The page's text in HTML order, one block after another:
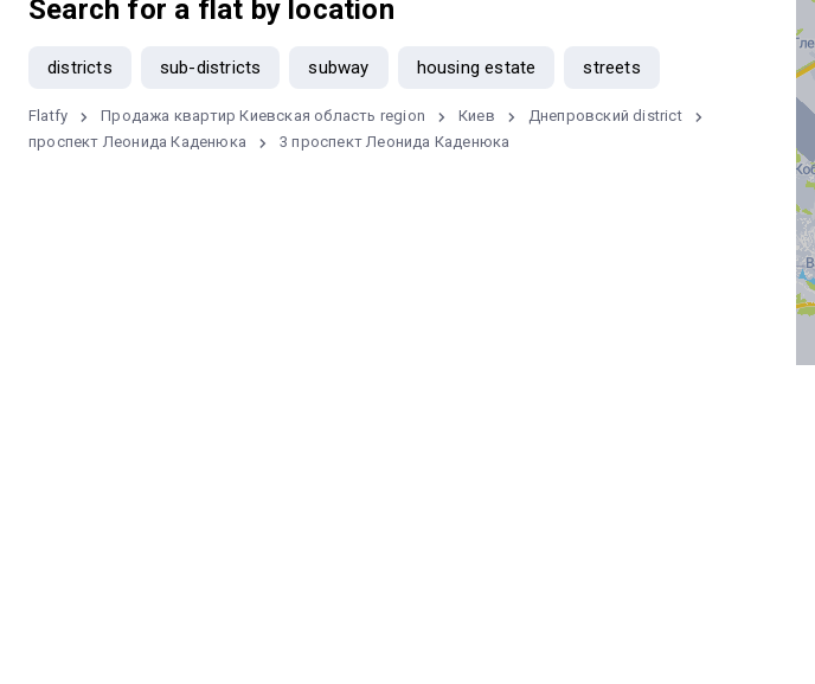
Search for a flat by location
districts sub-districts subway housing estate streets
Flatfy Продажа квартир Киевская область region Киев
Днепровский district
проспект Леонида Каденюка
3 проспект Леонида Каденюка